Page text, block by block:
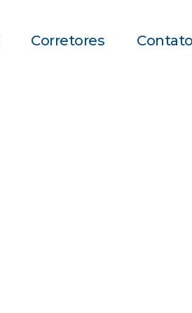
Corretores Contato